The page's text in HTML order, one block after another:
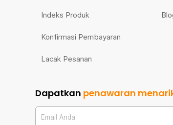
Indeks Produk
Konfirmasi Pembayaran
Lacak Pesanan
Dapatkan penawaran
Email Anda